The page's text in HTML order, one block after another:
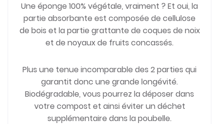
Une éponge 100% végétale, vraiment ? Et oui, la
partie absorbante est composée de cellulose
de bois et la partie grattante de coques de noix
et de noyaux de fruits concassés.
Plus une tenue incomparable des 2 parties qui
garantit donc une grande longévité.
Biodégradable, vous pourrez la déposer dans
votre compost et ainsi éviter un déchet
supplémentaire dans la poubelle.